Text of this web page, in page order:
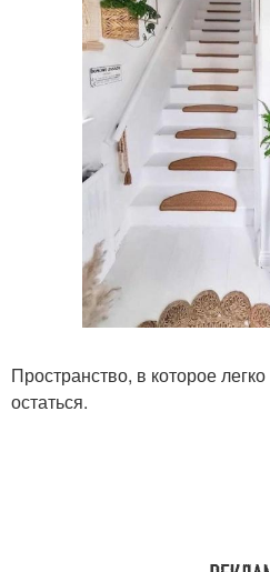
Пространство, в которое
остаться.